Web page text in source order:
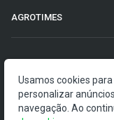
AGROTIMES
O Money Times
visam a
Usamos cookies
personalizar
navegação. Ao